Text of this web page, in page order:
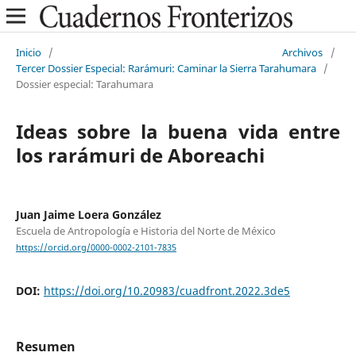
Inicio / Archivos
/
Tercer Dossier Especial: Rarámuri: Caminar la Sierra Tarahumara /
Dossier especial: Tarahumara
Ideas sobre la buena vida entre
los rarámuri de Aboreachi
Juan Jaime Loera González
Escuela de Antropología e Historia del Norte de México
https://orcid.org/0000-0002-2101-7835
DOI: https://doi.org/10.20983/cuadfront.2022.3de5
Resumen